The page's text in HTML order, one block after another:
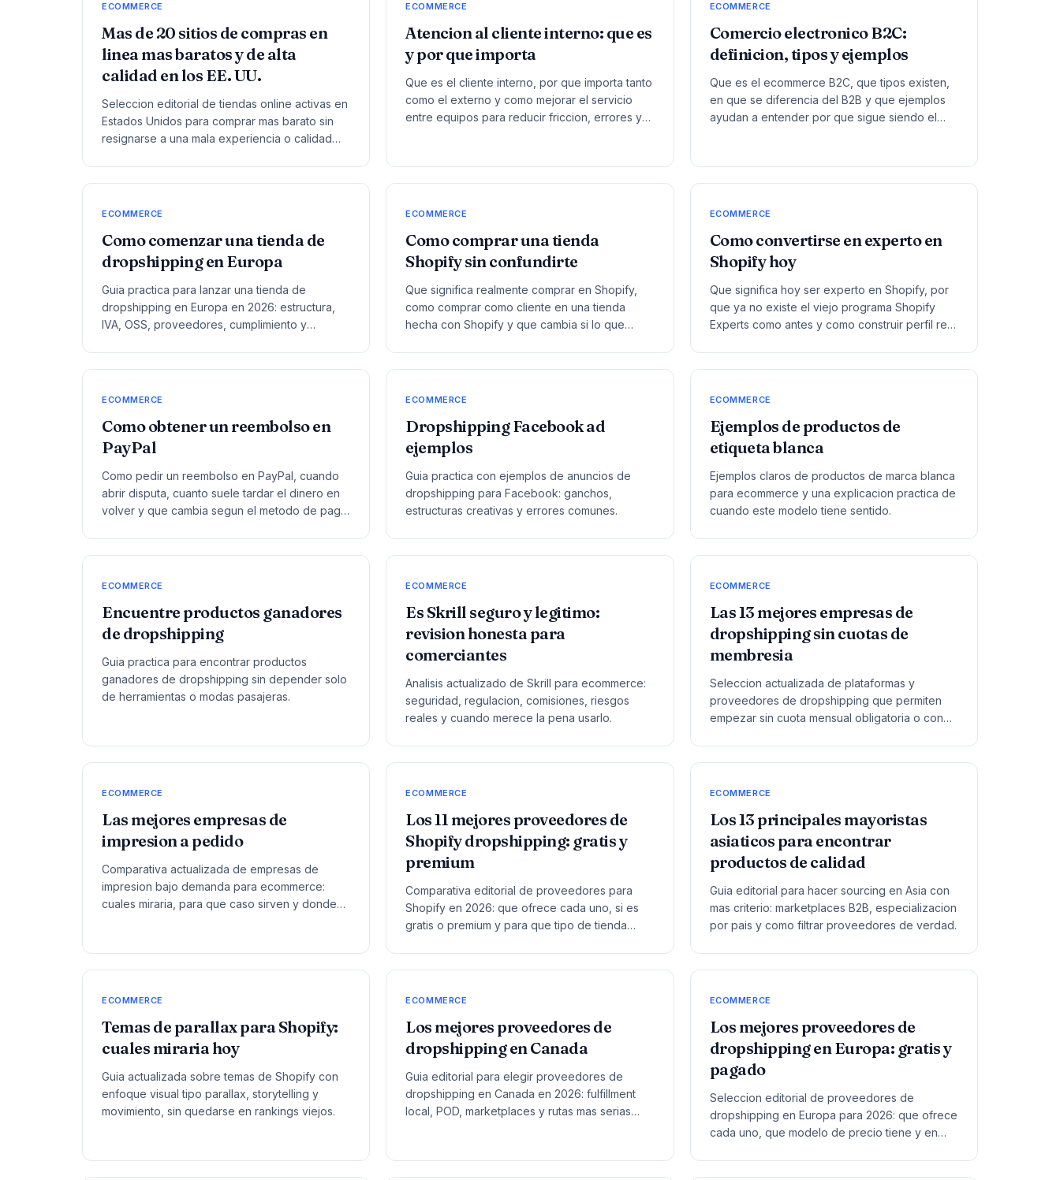
ECOMMERCE
Mas de 20 sitios de compras en
linea mas baratos y de alta
calidad en los EE. UU.
Seleccion editorial de tiendas online activas en
Estados Unidos para comprar mas barato sin
resignarse a una mala experiencia o calidad
ECOMMERCE
Atencion al cliente interno: que es
y por que importa
Que es el cliente interno, por que importa tanto
como el externo y como mejorar el servicio
entre equipos para reducir friccion, errores y
ECOMMERCE
Comercio electronico B2C:
definicion, tipos y ejemplos
Que es el ecommerce B2C, que tipos existen,
en que se diferencia del B2B y que ejemplos
ayudan a entender por que sigue siendo el
ECOMMERCE
Como comenzar una tienda de
dropshipping en Europa
Guia practica para lanzar una tienda de
dropshipping en Europa en 2026: estructura,
IVA, OSS, proveedores, cumplimiento y
ECOMMERCE
Como comprar una tienda
Shopify sin confundirte
Que significa realmente comprar en Shopify,
como comprar como cliente en una tienda
hecha con Shopify y que cambia si lo que
ECOMMERCE
Como convertirse en experto en
Shopify hoy
Que significa hoy ser experto en Shopify, por
que ya no existe el viejo programa Shopify
Experts como antes y como construir perfil real
ECOMMERCE
Como obtener un reembolso en
PayPal
Como pedir un reembolso en PayPal, cuando
abrir disputa, cuanto suele tardar el dinero en
volver y que cambia segun el metodo de pago
ECOMMERCE
Dropshipping Facebook ad
ejemplos
Guia practica con ejemplos de anuncios de
dropshipping para Facebook: ganchos,
estructuras creativas y errores comunes.
ECOMMERCE
Ejemplos de productos de
etiqueta blanca
Ejemplos claros de productos de marca blanca
para ecommerce y una explicacion practica de
cuando este modelo tiene sentido.
ECOMMERCE
Encuentre productos ganadores
de dropshipping
Guia practica para encontrar productos
ganadores de dropshipping sin depender solo
de herramientas o modas pasajeras.
ECOMMERCE
Es Skrill seguro y legitimo:
revision honesta para
comerciantes
Analisis actualizado de Skrill para ecommerce:
seguridad, regulacion, comisiones, riesgos
reales y cuando merece la pena usarlo.
ECOMMERCE
Las 13 mejores empresas de
dropshipping sin cuotas de
membresia
Seleccion actualizada de plataformas y
proveedores de dropshipping que permiten
empezar sin cuota mensual obligatoria o con
ECOMMERCE
Las mejores empresas de
impresion a pedido
Comparativa actualizada de empresas de
impresion bajo demanda para ecommerce:
cuales miraria, para que caso sirven y donde
ECOMMERCE
Los 11 mejores proveedores de
Shopify dropshipping: gratis y
premium
Comparativa editorial de proveedores para
Shopify en 2026: que ofrece cada uno, si es
gratis o premium y para que tipo de tienda
ECOMMERCE
Los 13 principales mayoristas
asiaticos para encontrar
productos de calidad
Guia editorial para hacer sourcing en Asia con
mas criterio: marketplaces B2B, especializacion
por pais y como filtrar proveedores de verdad.
ECOMMERCE
Temas de parallax para Shopify:
cuales miraria hoy
Guia actualizada sobre temas de Shopify con
enfoque visual tipo parallax, storytelling y
movimiento, sin quedarse en rankings viejos.
ECOMMERCE
Los mejores proveedores de
dropshipping en Canada
Guia editorial para elegir proveedores de
dropshipping en Canada en 2026: fulfillment
local, POD, marketplaces y rutas mas serias
ECOMMERCE
Los mejores proveedores de
dropshipping en Europa: gratis y
pagado
Seleccion editorial de proveedores de
dropshipping en Europa para 2026: que ofrece
cada uno, que modelo de precio tiene y en